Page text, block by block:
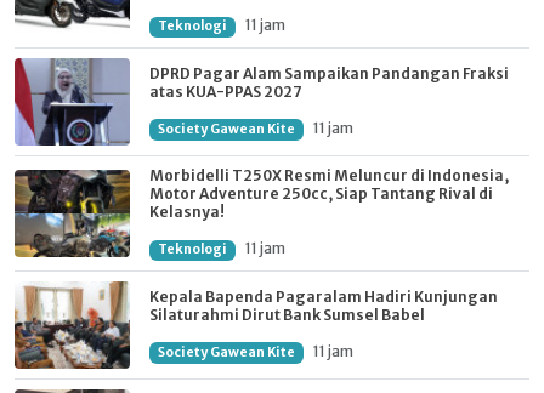
Teknologi 11 jam
DPRD Pagar Alam Sampaikan Pandangan Fraksi
atas KUA-PPAS 2027
Society Gawean Kite 11 jam
Morbidelli T250X Resmi Meluncur di Indonesia,
Motor Adventure 250cc, Siap Tantang Rival di
Kelasnya!
Teknologi 11 jam
Kepala Bapenda Pagaralam Hadiri Kunjungan
Silaturahmi Dirut Bank Sumsel Babel
Society Gawean Kite 11 jam